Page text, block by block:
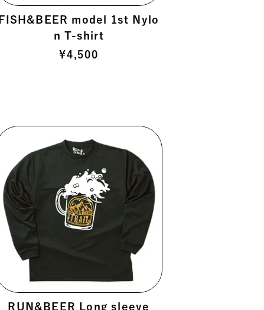
FISH&BEER model 1st Nylo
n T-shirt
¥4,500
RUN&BEER Long sleeve